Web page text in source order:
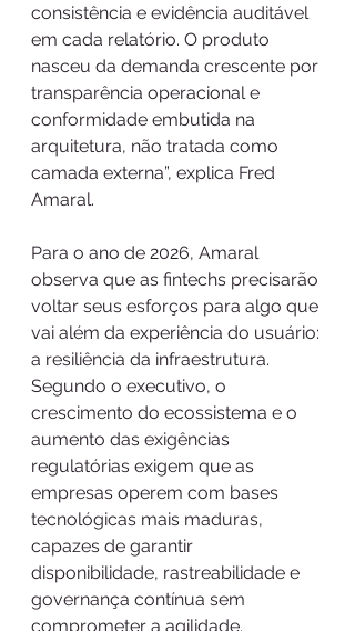
consistência e evidência auditável
em cada relatório. O produto
nasceu da demanda crescente por
transparência operacional e
conformidade embutida na
arquitetura, não tratada como
camada externa”, explica Fred
Amaral.
Para o ano de 2026, Amaral
observa que as fintechs precisarão
voltar seus esforços para algo que
vai além da experiência do usuário:
a resiliência da infraestrutura.
Segundo o executivo, o
crescimento do ecossistema e o
aumento das exigências
regulatórias exigem que as
empresas operem com bases
tecnológicas mais maduras,
capazes de garantir
disponibilidade, rastreabilidade e
governança contínua sem
comprometer a agilidade.